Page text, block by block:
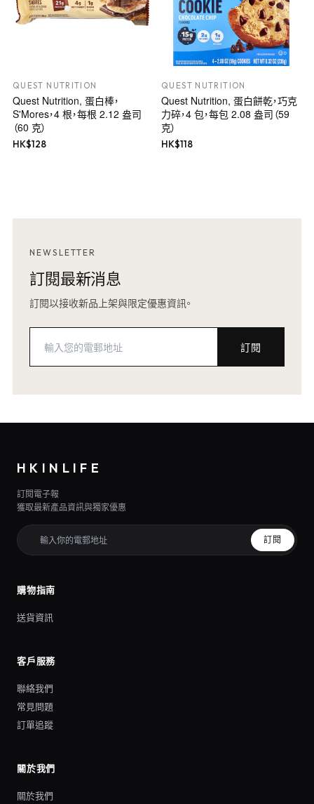
QUEST NUTRITION
Quest Nutrition, 蛋白棒，
S'Mores，4 根，每根 2.12 盎司
（60 克）
HK$128
QUEST NUTRITION
Quest Nutrition, 蛋白餅乾，巧克
力碎，4 包，每包 2.08 盎司（59
克）
HK$118
NEWSLETTER
訂閱最新消息
訂閱以接收新品上架與限定優惠資訊。
訂閱
HKINLIFE
訂閱電子報
獲取最新產品資訊與獨家優惠
訂閱
購物指南
送貨資訊
客戶服務
聯絡我們
常見問題
訂單追蹤
關於我們
關於我們